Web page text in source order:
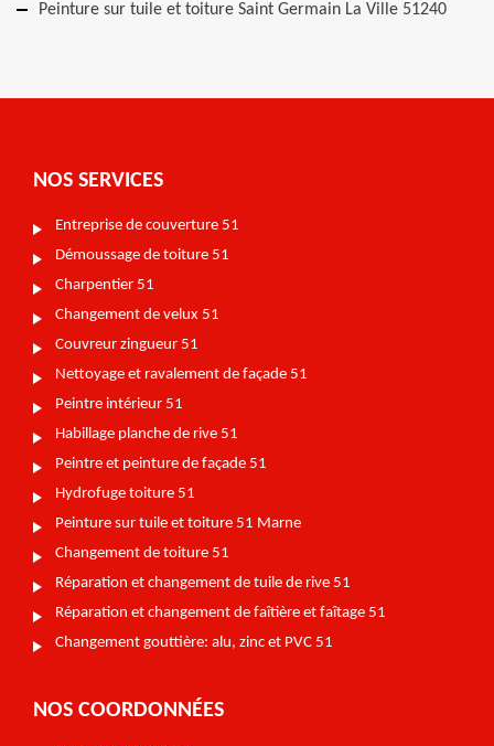
Peinture sur tuile et toiture Saint Germain La Ville 51240
NOS SERVICES
Entreprise de couverture 51
Démoussage de toiture 51
Charpentier 51
Changement de velux 51
Couvreur zingueur 51
Nettoyage et ravalement de façade 51
Peintre intérieur 51
Habillage planche de rive 51
Peintre et peinture de façade 51
Hydrofuge toiture 51
Peinture sur tuile et toiture 51 Marne
Changement de toiture 51
Réparation et changement de tuile de rive 51
Réparation et changement de faîtière et faîtage 51
Changement gouttière: alu, zinc et PVC 51
NOS COORDONNÉES